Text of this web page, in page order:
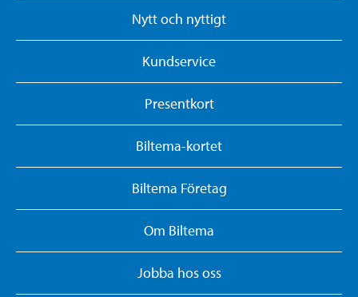
Nytt och nyttigt
Kundservice
Presentkort
Biltema-kortet
Biltema Företag
Om Biltema
Jobba hos oss